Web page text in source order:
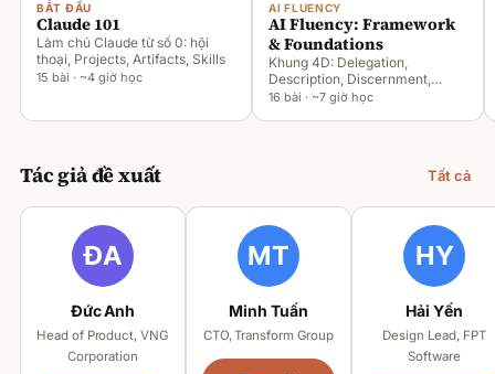
BẮT ĐẦU
Claude 101
Làm chủ Claude từ số 0: hội
thoại, Projects, Artifacts, Skills
15 bài · ~4 giờ học
AI FLUENCY
AI Fluency: Framework
& Foundations
Khung 4D: Delegation,
Description, Discernment,
Diligence
16 bài · ~7 giờ học
Tác giả đề xuất Tất cả
Đức Anh
Head of Product, VNG
Corporation
Minh Tuấn
CTO, Transform Group
Hải Yến
Design Lead, FPT
Software